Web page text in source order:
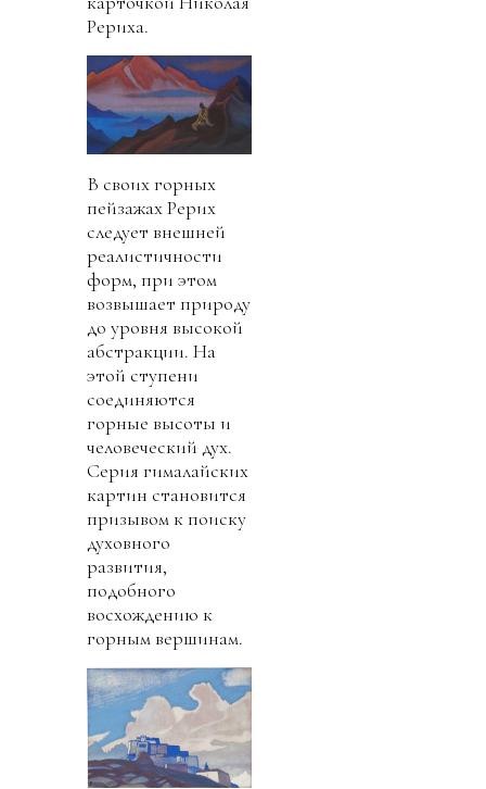
Рериха.
В своих горных
пейзажах Рерих
следует внешней
реалистичности
форм, при этом
возвышает природу
до уровня высокой
абстракции. На
этой ступени
соединяются
горные высоты и
человеческий дух.
Серия гималайских
картин становится
призывом к поиску
духовного
развития,
подобного
восхождению к
горным вершинам.